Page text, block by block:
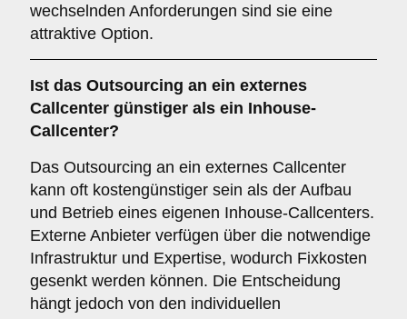
wechselnden Anforderungen sind sie eine
attraktive Option.
Ist das Outsourcing an ein externes
Callcenter günstiger als ein Inhouse-
Callcenter?
Das Outsourcing an ein externes Callcenter
kann oft kostengünstiger sein als der Aufbau
und Betrieb eines eigenen Inhouse-Callcenters.
Externe Anbieter verfügen über die notwendige
Infrastruktur und Expertise, wodurch Fixkosten
gesenkt werden können. Die Entscheidung
hängt jedoch von den individuellen